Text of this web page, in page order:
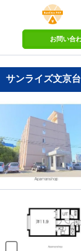
BunChinPAY
お問い合
サンライズ文京台